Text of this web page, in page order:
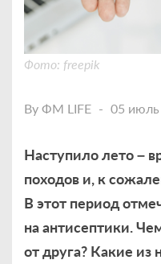
Фото: freepik
By ФМ LIFE 05
Наступило лето –
походов и, к
В этот период
на антисептики.
от друга? Какие из